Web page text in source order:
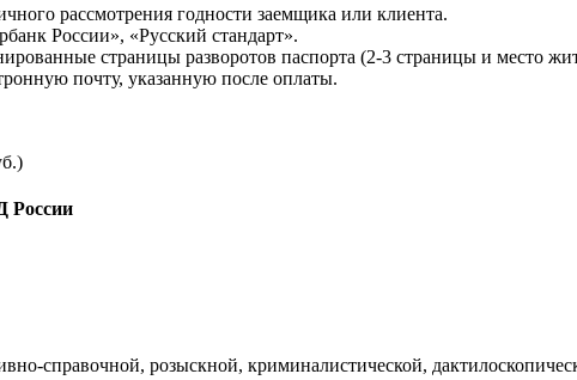
рассмотрения годности заемщика или клиента.
России», «Русский стандарт».
страницы разворотов паспорта (2-3 страницы и место
почту, указанную после оплаты.
России
справочной, розыскной, криминалистической,